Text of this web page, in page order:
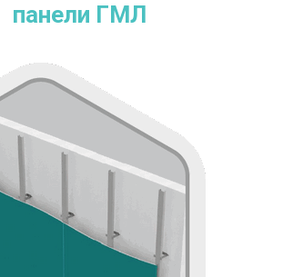
панели ГМЛ